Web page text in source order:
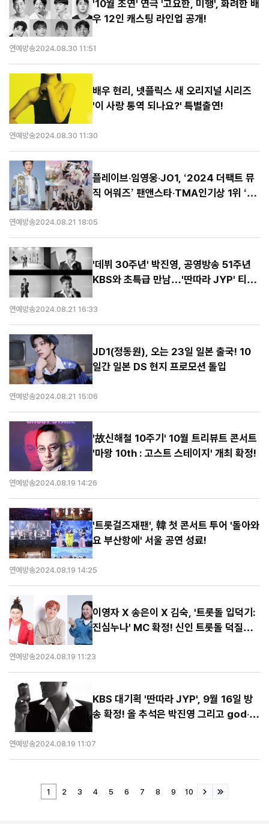
'10월 초연' 연극 '고요한, 미행', 화려한 배
우 12인 캐스팅 라인업 공개!
연예방송2024.08.30 11:51
배우 현리, 넷플릭스 새 오리지널 시리즈
'이 사랑 통역 되나요?' 특별출연!
연예방송2024.08.30 11:30
플레이브‧임영웅‧JO1, ‘2024 더팩트 뮤
직 어워즈’ 팬앤스타‧TMA인기상 1위 ‘기
연예방송2024.08.21 18:05
'데뷔 30주년' 박진영, 공영방송 51주년
KBS와 초특급 만남…'딴따라 JYP' 티저
연예방송2024.08.21 16:33
JD1(정동원), 오는 23일 일본 출국! 10
일간 일본 DS 현지 프로모션 돌입
연예방송2024.08.21 15:06
'故신해철 10주기' 10월 트리뷰트 콘서트
'마왕 10th : 고스트 스테이지' 개최 확정!
연예방송2024.08.19 14:26
'트롯걸즈재팬', 韓 첫 콘서트 투어 '돌아와
요 부산항에' 서울 공연 성료!
연예방송2024.08.19 14:25
이영자 X 송은이 X 김숙, '트롯돌 입덕기:
진심누나' MC 확정! 신인 트롯돌 덕질로
연예방송2024.08.19 11:23
KBS 대기획 '딴따라 JYP', 9월 16일 방
송 확정! 올 추석은 박진영 그리고 god‧
연예방송2024.08.19 11:07
1 2 3 4 5 6 7 8 9 10